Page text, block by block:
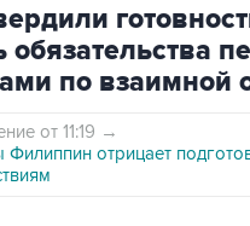
по взаимной
от 11:19 →
отрицает